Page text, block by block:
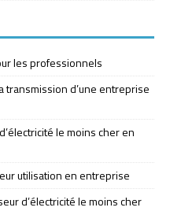
les professionnels
transmission d’une entreprise
le moins cher en
utilisation en entreprise
d’électricité le moins cher